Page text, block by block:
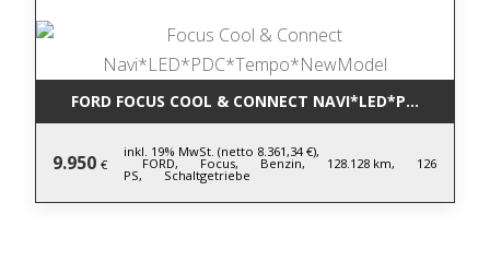
FORD FOCUS COOL & CONNECT
9.950 €
inkl. 19% MwSt. (netto 8.361,34 €),
FORD, Focus, Benzin, 128.128 km, 126
PS, Schaltgetriebe